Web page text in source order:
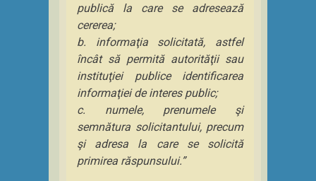
publică la care se adresează
cererea;
b. informaţia solicitată, astfel
încât să permită autorităţii sau
instituţiei publice identificarea
informaţiei de interes public;
c. numele, prenumele şi
semnătura solicitantului, precum
şi adresa la care se solicită
primirea răspunsului.”